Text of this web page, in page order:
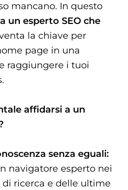
mancano. In questo
un esperto SEO che
la chiave per
page in una
raggiungere i tuoi
affidarsi a un
senza eguali:
navigatore esperto nei
ricerca e delle ultime